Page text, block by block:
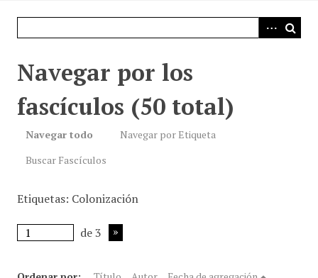
Navegar por los
fascículos (50 total)
Navegar todo
Navegar por Etiqueta
Buscar Fascículos
Etiquetas: Colonización
de 3